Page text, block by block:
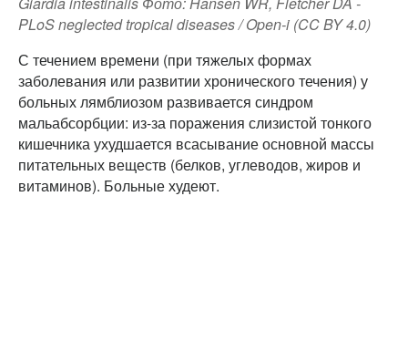
PLoS neglected tropical diseases / Open-i (CC BY 4.0)
С течением времени (при тяжелых формах
заболевания или развитии хронического течения) у
больных лямблиозом развивается синдром
мальабсорбции: из-за поражения слизистой тонкого
кишечника ухудшается всасывание основной массы
питательных веществ (белков, углеводов, жиров и
витаминов). Больные худеют.